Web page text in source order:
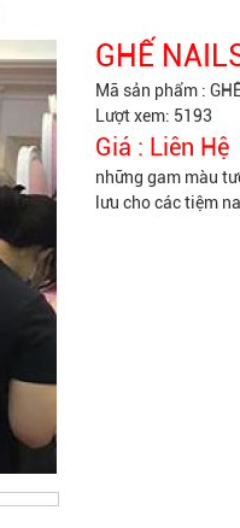
GHẾ
Mã sản phẩm :
Lượt xem: 5193
Giá : Liên Hệ
những gam màu
lưu cho các tiệm